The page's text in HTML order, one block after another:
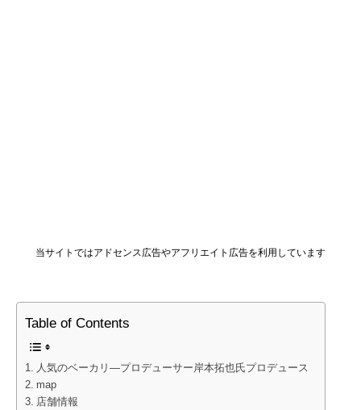
当サイトではアドセンス広告やアフリエイト広告を利用しています
Table of Contents
人気のベーカリ―プロデューサー岸本拓也氏プロデュース
map
店舗情報